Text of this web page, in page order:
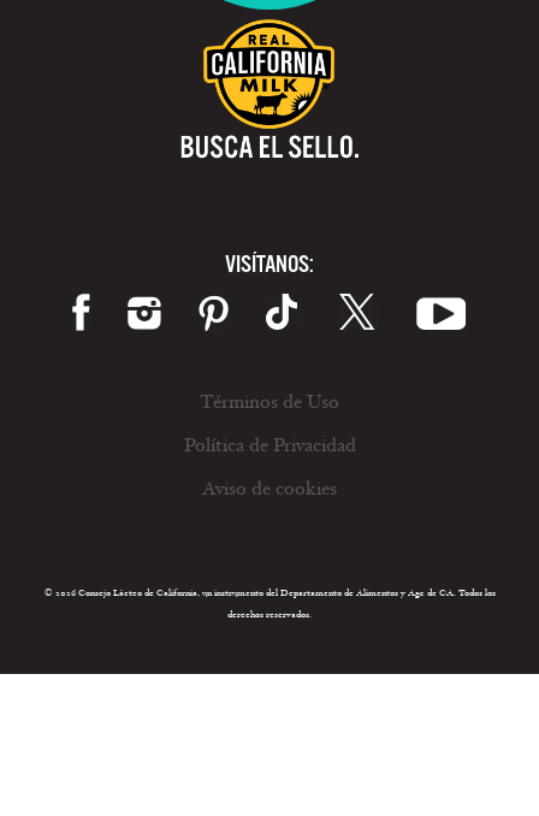
VISÍTANOS:
Términos de Uso
Política de Privacidad
Aviso de cookies
© 2026 Consejo Lácteo de California, un instrumento del Departamento de Alimentos y Agr. de CA. Todos los
derechos reservados.